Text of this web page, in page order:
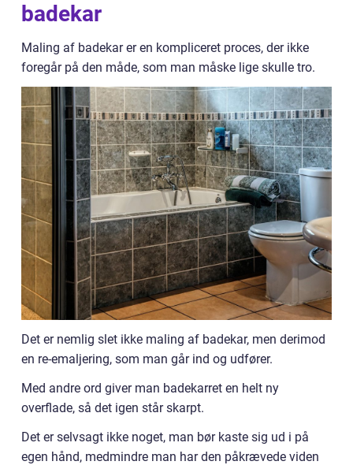
badekar
Maling af badekar er en kompliceret proces, der ikke
foregår på den måde, som man måske lige skulle tro.
Det er nemlig slet ikke maling af badekar, men derimod
en re-emaljering, som man går ind og udfører.
Med andre ord giver man badekarret en helt ny
overflade, så det igen står skarpt.
Det er selvsagt ikke noget, man bør kaste sig ud i på
egen hånd, medmindre man har den påkrævede viden